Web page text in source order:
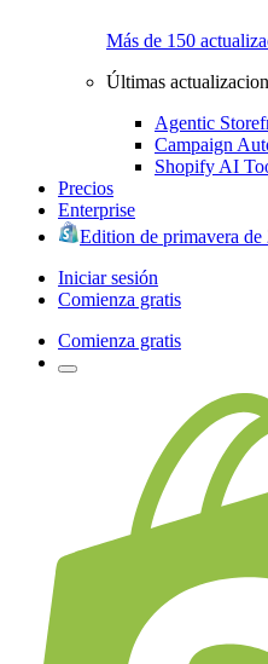
Más de 150
Últimas
Agentic
Campaign
Shopify AI
Precios
Enterprise
Edition de primavera de
Iniciar sesión
Comienza gratis
Comienza gratis